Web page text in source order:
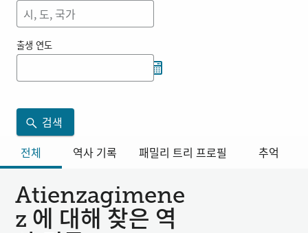
출생 연도
검색
전체
역사 기록 패밀리 트리 프로필 추억
Atienzagimene
z 에 대해 찾은 역